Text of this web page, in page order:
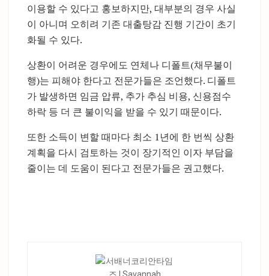
이용할 수 있다고 홍보하지만, 대부분의 경우 사실
이 아니며 오히려 기존 대출탕감 진행 기간이 초기
화될 수 있다.
상환이 어려운 경우에도 연체나 디폴트(채무불이
행)는 피해야 한다고 전문가들은 조언했다. 디폴트
가 발생하면 임금 압류, 추가 추심 비용, 신용점수
하락 등 더 큰 불이익을 받을 수 있기 때문이다.
또한 소득이 변할 때마다 최소 1년에 한 번씩 상환
계획을 다시 검토하는 것이 장기적인 이자 부담을
줄이는 데 도움이 된다고 전문가들은 권고했다.